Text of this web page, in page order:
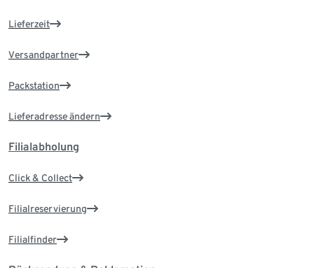
Lieferzeit
Versandpartner
Packstation
Lieferadresse ändern
Filialabholung
Click & Collect
Filialreservierung
Filialfinder